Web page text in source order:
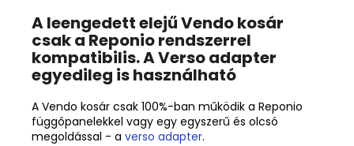
A leengedett elejű Vendo kosár
csak a Reponio rendszerrel
kompatibilis. A Verso adapter
egyedileg is használható
A Vendo kosár csak 100%-ban működik a Reponio
függőpanelekkel vagy egy egyszerű és olcsó
megoldással - a verso adapter.